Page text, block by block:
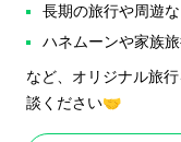
長期の旅行や周遊
ハネムーンや家族
など、オリジナル旅
談ください🤝